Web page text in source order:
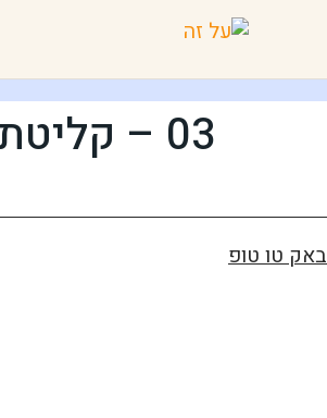
03 – קליטת משימה
באק טו טופ